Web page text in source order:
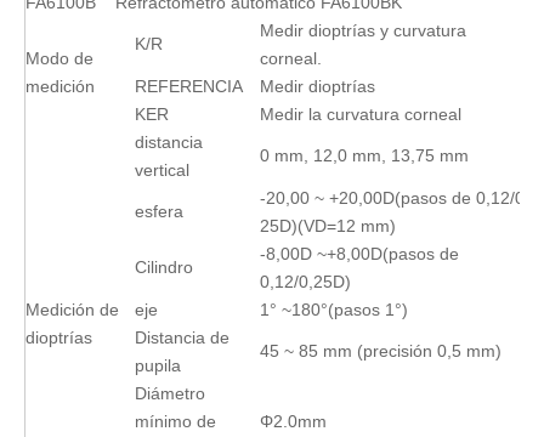
Modo de
medición
K/R
Medir dioptrías y curvatura
corneal.
REFERENCIA
Medir dioptrías
KER
Medir la curvatura corneal
Medición de
dioptrías
distancia
vertical
0 mm, 12,0 mm, 13,75 mm
esfera
-20,00 ~ +20,00D(pasos de 0,12/0,
25D)(VD=12 mm)
Cilindro
-8,00D ~+8,00D(pasos de
0,12/0,25D)
eje
1° ~180°(pasos 1°)
Distancia de
pupila
45 ~ 85 mm (precisión 0,5 mm)
Diámetro
mínimo de
Φ2.0mm